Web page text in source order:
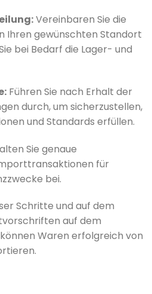
Vereinbaren Sie die
Ihren gewünschten Standort
bei Bedarf die Lager- und
Führen Sie nach Erhalt der
durch, um sicherzustellen,
und Standards erfüllen.
Sie genaue
für
bei.
Schritte und auf dem
auf dem
Waren erfolgreich von